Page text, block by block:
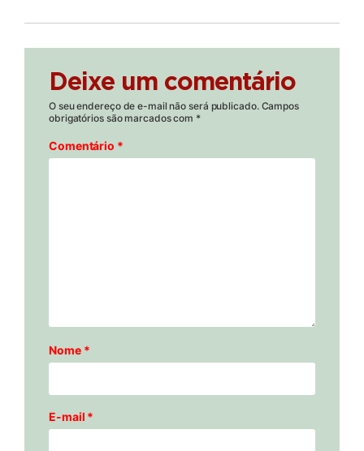
Deixe um comentário
O seu endereço de e-mail não será publicado. Campos
obrigatórios são marcados com *
Comentário *
Nome *
E-mail *